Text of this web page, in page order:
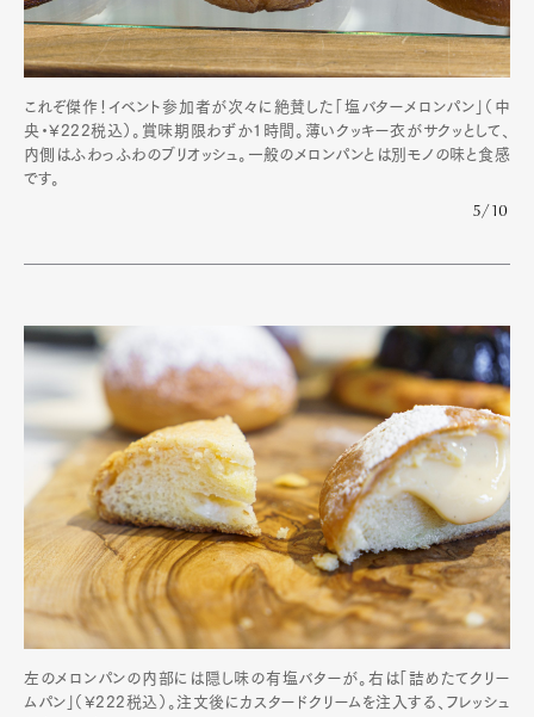
これぞ傑作！イベント参加者が次々に絶賛した「塩バターメロンパン」（中
央・¥222税込）。賞味期限わずか1時間。薄いクッキー衣がサクッとして、
内側はふわっふわのブリオッシュ。一般のメロンパンとは別モノの味と食感
です。
5/10
左のメロンパンの内部には隠し味の有塩バターが。右は「詰めたてクリー
ムパン」（¥222税込）。注文後にカスタードクリームを注入する、フレッシュ